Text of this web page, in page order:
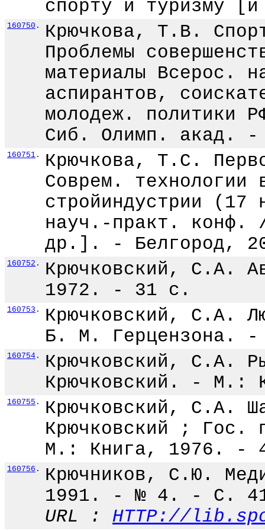
спорту и туризму
160750 .
Крючкова, Т.В.
Проблемы
материалы Всерос.
аспирантов,
молодеж. политики
Сиб. Олимп. акад.
160751 .
Крючкова, Т.С.
Соврем. технологии
стройиндустрии
науч.-практ. конф. /
др.]. - Белгород,
160752 .
Крючковский, С.А.
1972. - 31 с.
160753 .
Крючковский, С.А.
Б. М. Герцензона.
160754 .
Крючковский, С.А.
Крючковский. - М.:
160755 .
Крючковский, С.А.
Крючковский ;
М.: Книга, 1976. -
160756 .
Крючников, С.Ю.
1991. - № 4. - С.
URL : HTTP://